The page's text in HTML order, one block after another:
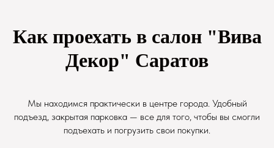
Как проехать в салон "Вива
Декор" Саратов
Мы находимся практически в центре города. Удобный
подъезд, закрытая парковка — все для того, чтобы вы смогли
подъехать и погрузить свои покупки.